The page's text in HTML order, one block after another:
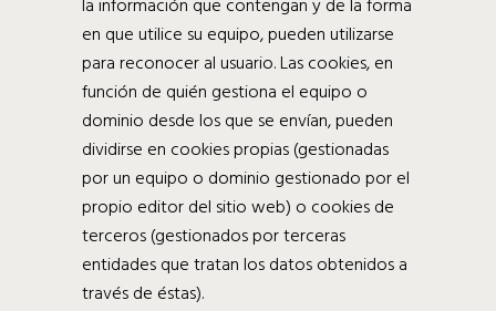
la información que contengan y de la forma
en que utilice su equipo, pueden utilizarse
para reconocer al usuario. Las cookies, en
función de quién gestiona el equipo o
dominio desde los que se envían, pueden
dividirse en cookies propias (gestionadas
por un equipo o dominio gestionado por el
propio editor del sitio web) o cookies de
terceros (gestionados por terceras
entidades que tratan los datos obtenidos a
través de éstas).